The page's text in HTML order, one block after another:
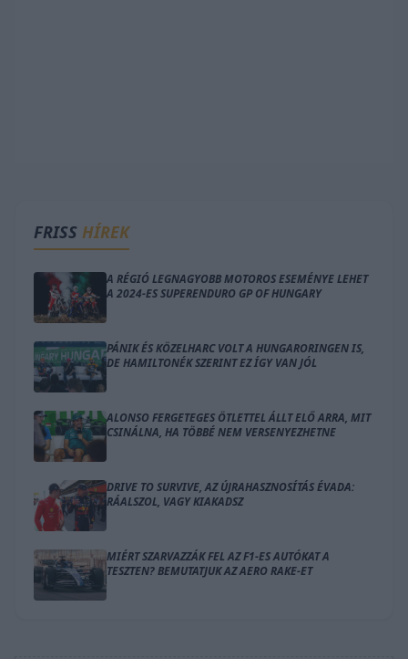
FRISS HÍREK
A RÉGIÓ LEGNAGYOBB MOTOROS ESEMÉNYE LEHET
A 2024-ES SUPERENDURO GP OF HUNGARY
PÁNIK ÉS KÖZELHARC VOLT A HUNGARORINGEN IS,
DE HAMILTONÉK SZERINT EZ ÍGY VAN JÓL
ALONSO FERGETEGES ÖTLETTEL ÁLLT ELŐ ARRA, MIT
CSINÁLNA, HA TÖBBÉ NEM VERSENYEZHETNE
DRIVE TO SURVIVE, AZ ÚJRAHASZNOSÍTÁS ÉVADA:
RÁALSZOL, VAGY KIAKADSZ
MIÉRT SZARVAZZÁK FEL AZ F1-ES AUTÓKAT A
TESZTEN? BEMUTATJUK AZ AERO RAKE-ET